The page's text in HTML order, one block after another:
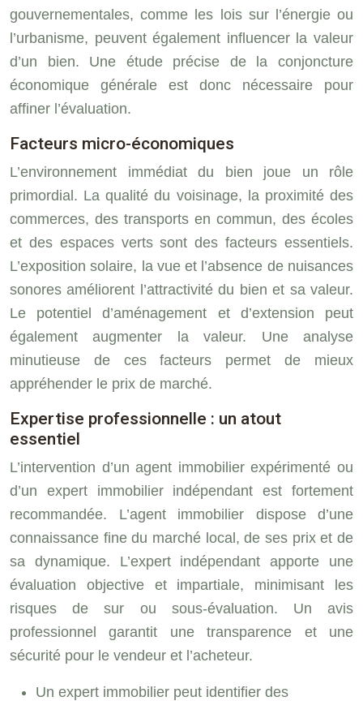
gouvernementales, comme les lois sur l’énergie ou
l’urbanisme, peuvent également influencer la valeur
d’un bien. Une étude précise de la conjoncture
économique générale est donc nécessaire pour
affiner l’évaluation.
Facteurs micro-économiques
L’environnement immédiat du bien joue un rôle
primordial. La qualité du voisinage, la proximité des
commerces, des transports en commun, des écoles
et des espaces verts sont des facteurs essentiels.
L’exposition solaire, la vue et l’absence de nuisances
sonores améliorent l’attractivité du bien et sa valeur.
Le potentiel d’aménagement et d’extension peut
également augmenter la valeur. Une analyse
minutieuse de ces facteurs permet de mieux
appréhender le prix de marché.
Expertise professionnelle : un atout
essentiel
L’intervention d’un agent immobilier expérimenté ou
d’un expert immobilier indépendant est fortement
recommandée. L’agent immobilier dispose d’une
connaissance fine du marché local, de ses prix et de
sa dynamique. L’expert indépendant apporte une
évaluation objective et impartiale, minimisant les
risques de sur ou sous-évaluation. Un avis
professionnel garantit une transparence et une
sécurité pour le vendeur et l’acheteur.
Un expert immobilier peut identifier des